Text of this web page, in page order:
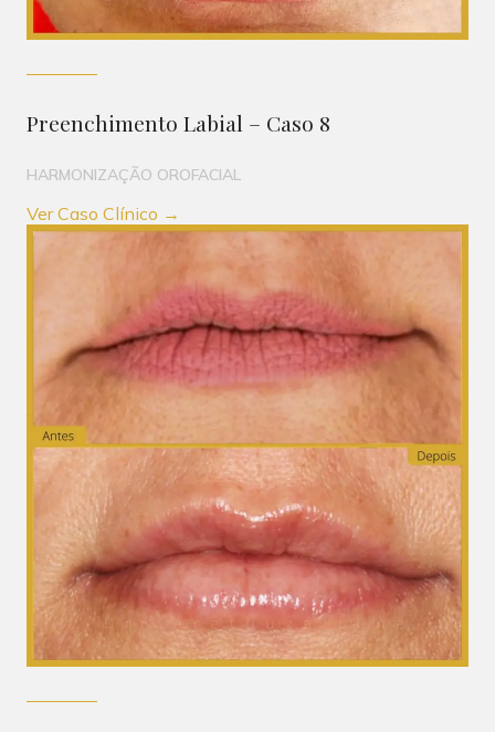
Preenchimento Labial – Caso 8
HARMONIZAÇÃO OROFACIAL
Ver Caso Clínico →